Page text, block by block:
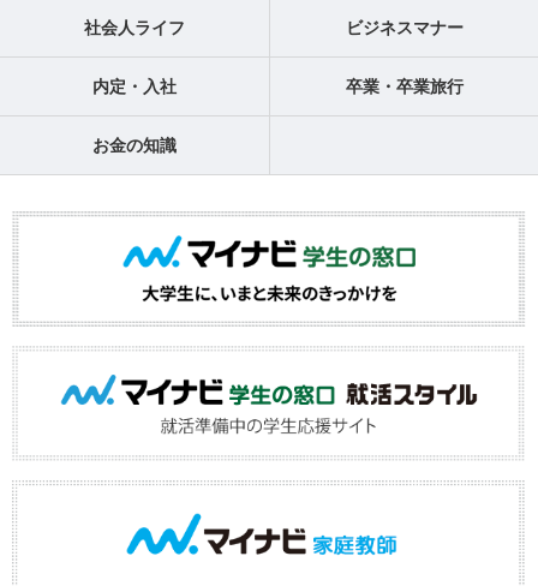
社会人ライフ ビジネスマナー
内定・入社 卒業・卒業旅行
お金の知識